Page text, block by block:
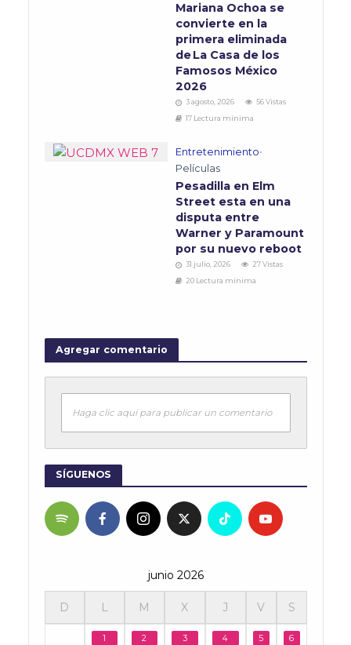
Mariana Ochoa se
convierte en la
primera eliminada
de La Casa de los
Famosos México
2026
3 agosto, 2026
56 Vistas
17 Lectura mínima
Entretenimiento•
Películas
Pesadilla en Elm
Street esta en una
disputa entre
Warner y Paramount
por su nuevo reboot
31 julio, 2026
27 Vistas
20 Lectura mínima
Agregar comentario
Haga clic aquí para publicar un comentario
SÍGUENOS
junio 2026
D L M X J V S
1 2 3 4 5 6